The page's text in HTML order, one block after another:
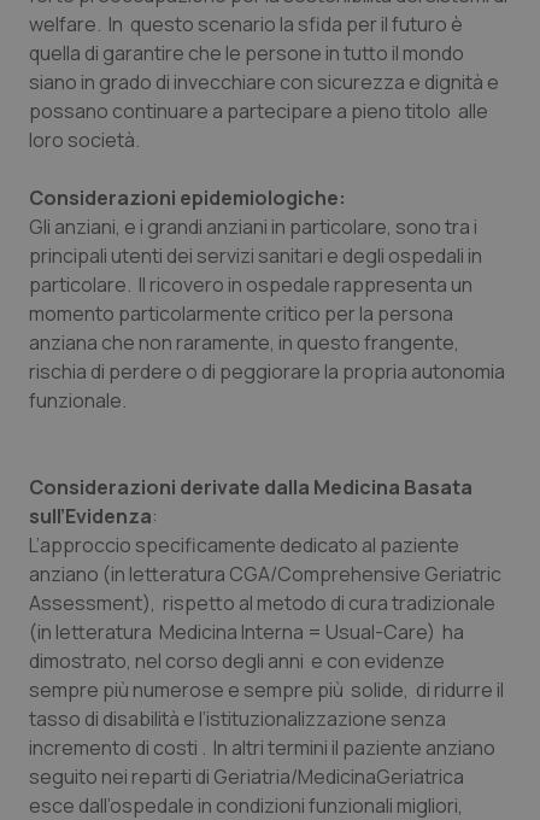
Salute orale & impianti
Sangue & coagulazione
Tiroide
Tumore al seno
Tumore ovarico
Tumori del Polmone & Testa Collo
Tumori gastrointestinali
Vaccini
welfare. In questo scenario la sfida per il futuro è
quella di garantire che le persone in tutto il mondo
siano in grado di invecchiare con sicurezza e dignità e
possano continuare a partecipare a pieno titolo alle
loro società.
Considerazioni epidemiologiche:
Gli anziani, e i grandi anziani in particolare, sono tra i
principali utenti dei servizi sanitari e degli ospedali in
particolare. Il ricovero in ospedale rappresenta un
momento particolarmente critico per la persona
anziana che non raramente, in questo frangente,
rischia di perdere o di peggiorare la propria autonomia
funzionale.
Considerazioni derivate dalla Medicina Basata
sull’Evidenza:
L’approccio specificamente dedicato al paziente
anziano (in letteratura CGA/Comprehensive Geriatric
Assessment), rispetto al metodo di cura tradizionale
(in letteratura Medicina Interna = Usual-Care) ha
dimostrato, nel corso degli anni e con evidenze
sempre più numerose e sempre più solide, di ridurre il
tasso di disabilità e l’istituzionalizzazione senza
incremento di costi . In altri termini il paziente anziano
seguito nei reparti di Geriatria/MedicinaGeriatrica
esce dall’ospedale in condizioni funzionali migliori,